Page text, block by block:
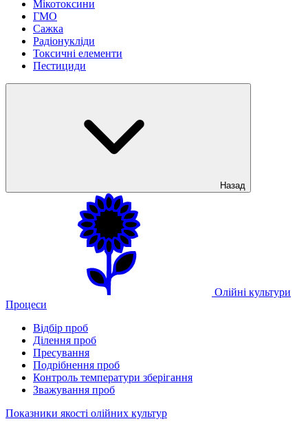
Мікотоксини
ГМО
Сажка
Радіонукліди
Токсичні елементи
Пестициди
Назад
Олійні культури
Процеси
Відбір проб
Ділення проб
Пресування
Подрібнення проб
Контроль температури зберігання
Зважування проб
Показники якості олійних культур